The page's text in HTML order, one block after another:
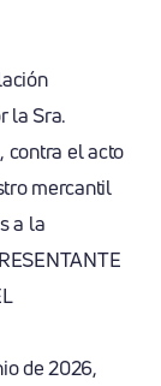
la Sra.
contra el acto
mercantil
a la
de 2026,